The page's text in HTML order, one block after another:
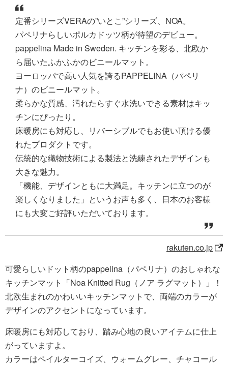
定番シリーズVERAの”いとこ”シリーズ、NOA。
パペリナらしいポルカドッツ柄が待望のデビュー。
pappelina Made in Sweden. キッチンを彩る、北欧か
ら届いたふかふかのビニールマット。
ヨーロッパで高い人気を誇るPAPPELINA（パペリ
ナ）のビニールマット。
柔らかな質感、汚れたらすぐ水洗いできる素材はキッ
チンにぴったり。
床暖房にも対応し、リバーシブルでもお使い頂ける優
れたプロダクトです。
伝統的な織物技術による製法と洗練されたデザインも
大きな魅力。
「機能、デザインともに大満足。キッチンに立つのが
楽しくなりました」というお声も多く、日本のお客様
にも大変ご好評いただいております。
rakuten.co.jp
可愛らしいドット柄のpappelina（パペリナ）のおしゃれな
キッチンマット「Noa Knitted Rug（ノア ラグマット）」！
北欧生まれのかわいいキッチンマットで、両端のカラーが
デザインのアクセントになっています。
床暖房にも対応しており、踏み心地の良いアイテムに仕上
がっていますよ。
カラーはペイルターコイズ、ウォームグレー、チャコール